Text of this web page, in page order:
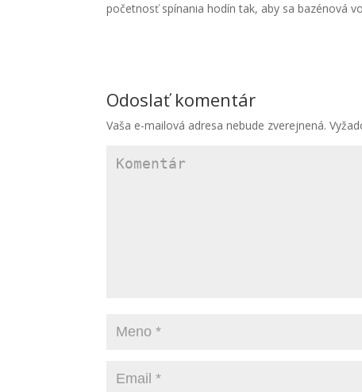
početnosť spínania hodín tak, aby sa bazénová
Odoslať komentár
Vaša e-mailová adresa nebude zverejnená.